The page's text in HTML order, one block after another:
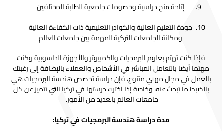
إتاحة منح دراسية وخصومات جامعية للطلبة المختلفين
جودة التعليم العالية والكوادر التعليمية ذات الكفاءة العالية
ومكانة الجامعات التركية المهمة بين جامعات العالم
فإذا كنت تهتم بعلوم البرمجيات والكمبيوتر والأجهزة الحاسوبية وكنت
مهتما أيضا بالتعامل المباشر في الأشخاص والعملاء بالإضافة إلى رغبتك
بالعمل في مجال مهني متنوع، فإن دراسة تخصص هندسة البرمجيات هي
بالضبط ما تبحث عنه، وخاصة إذا اخترت درستها في تركيا التي تتميز عن كل
جامعات العالم بالعديد من الأمور.
مدة دراسة هندسة البرمجيات في تركيا: